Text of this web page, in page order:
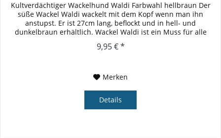
Kultverdächtiger Wackelhund Waldi Farbwahl hellbraun Der
süße Wackel Waldi wackelt mit dem Kopf wenn man ihn
anstupst. Er ist 27cm lang, beflockt und in hell- und
dunkelbraun erhältlich. Wackel Waldi ist ein Muss für alle
Hundefans. Ob...
9,95 € *
Merken
Details